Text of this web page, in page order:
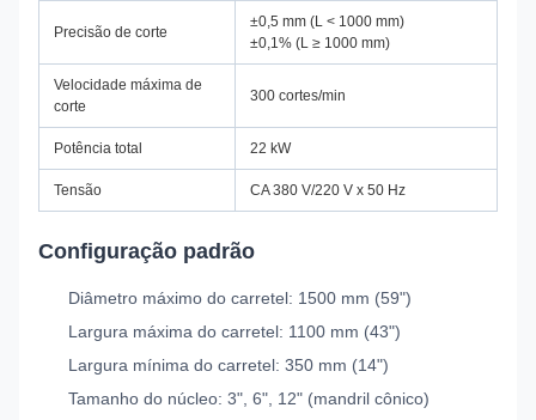
Precisão de corte
±0,5 mm (L < 1000 mm)
±0,1% (L ≥ 1000 mm)
Velocidade máxima de
corte
300 cortes/min
Potência total 22 kW
Tensão CA 380 V/220 V x 50 Hz
Configuração padrão
Diâmetro máximo do carretel: 1500 mm (59")
Largura máxima do carretel: 1100 mm (43")
Largura mínima do carretel: 350 mm (14")
Tamanho do núcleo: 3", 6", 12" (mandril cônico)